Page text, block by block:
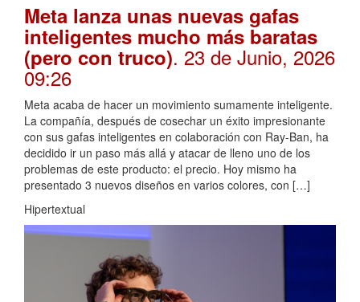
Meta lanza unas nuevas gafas
inteligentes mucho más baratas
(pero con truco). 23 de Junio, 2026
09:26
Meta acaba de hacer un movimiento sumamente inteligente.
La compañía, después de cosechar un éxito impresionante
con sus gafas inteligentes en colaboración con Ray-Ban, ha
decidido ir un paso más allá y atacar de lleno uno de los
problemas de este producto: el precio. Hoy mismo ha
presentado 3 nuevos diseños en varios colores, con […]
Hipertextual